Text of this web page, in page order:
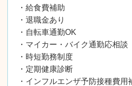
・給食費補助
・退職金あり
・自転車通勤OK
・マイカー・バイク通勤応相談
・時短勤務制度
・定期健康診断
・インフルエンザ予防接種費用